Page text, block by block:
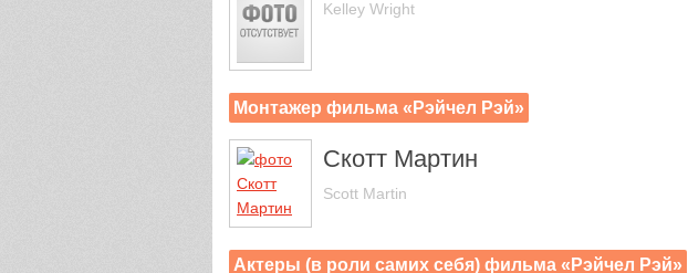
Kelley Wright
Монтажер фильма «Рэйчел Рэй»
Скотт Мартин
Scott Martin
Актеры (в роли самих себя) фильма «Рэйчел Рэй»